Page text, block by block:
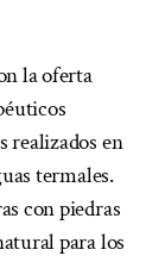
la oferta
realizados en
termales.
con piedras
para los